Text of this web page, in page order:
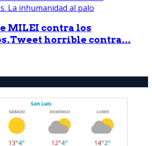
MILEI contra los
horrible contra...